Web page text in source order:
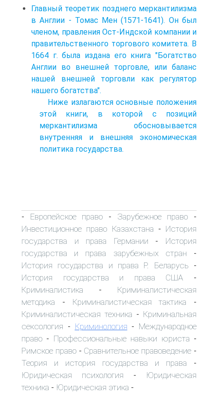
Главный теоретик позднего меркантилизма
в Англии - Томас Мен (1571-1641). Он был
членом, правления Ост-Индской компании и
правительственного торгового комитета. В
1664 г. была издана его книга "Богатство
Англии во внешней торговле, или баланс
нашей внешней торговли как регулятор
нашего богатства".
Ниже излагаются основные положения
этой книги, в которой с позиций
меркантилизма обосновывается
внутренняя и внешняя экономическая
политика государства.
- Европейское право - Зарубежное право -
Инвестиционное право Казахстана - История
государства и права Германии - История
государства и права зарубежных стран -
История государства и права Р. Беларусь -
История государства и права США -
Криминалистика - Криминалистическая
методика - Криминалистическая тактика -
Криминалистическая техника - Криминальная
сексология - Криминология - Международное
право - Профессиональные навыки юриста -
Римское право- Сравнительное правоведение -
Теория и история государства и права -
Юридическая психология -
Юридическая
техника - Юридическая этика -